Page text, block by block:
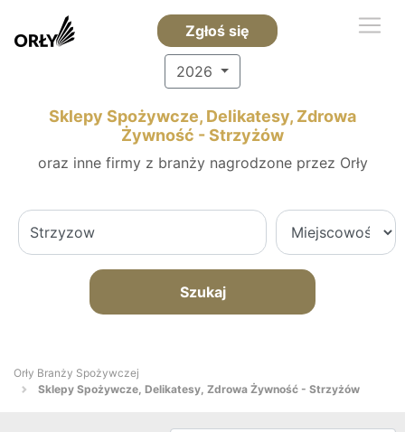
Zgłoś się
2026
Sklepy Spożywcze, Delikatesy, Zdrowa
Żywność - Strzyżów
oraz inne firmy z branży nagrodzone przez Orły
Szukaj
Orły Branży Spożywczej
Sklepy Spożywcze, Delikatesy, Zdrowa Żywność - Strzyżów